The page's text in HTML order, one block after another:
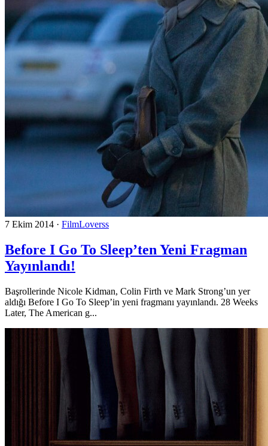
7 Ekim 2014 · FilmLoverss
Before I Go To Sleep’ten Yeni Fragman
Yayınlandı!
Başrollerinde Nicole Kidman, Colin Firth ve Mark Strong’un yer
aldığı Before I Go To Sleep’in yeni fragmanı yayınlandı. 28 Weeks
Later, The American g...